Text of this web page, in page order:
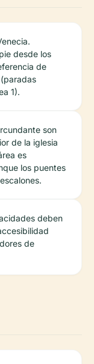
desde los
de
1).
son
de la iglesia
es
los puentes
deben
de